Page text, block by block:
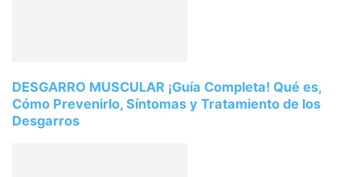
DESGARRO MUSCULAR ¡Guía Completa! Qué es,
Cómo Prevenirlo, Síntomas y Tratamiento de los
Desgarros